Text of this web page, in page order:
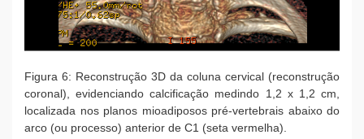
Figura 6: Reconstrução 3D da coluna cervical (reconstrução
coronal), evidenciando calcificação medindo 1,2 x 1,2 cm,
localizada nos planos mioadiposos pré-vertebrais abaixo do
arco (ou processo) anterior de C1 (seta vermelha).